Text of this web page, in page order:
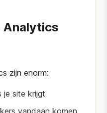
Analytics
zijn enorm:
je site krijgt
vandaan komen